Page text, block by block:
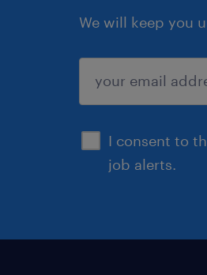
We will keep you
I consent to
job alerts.
submit